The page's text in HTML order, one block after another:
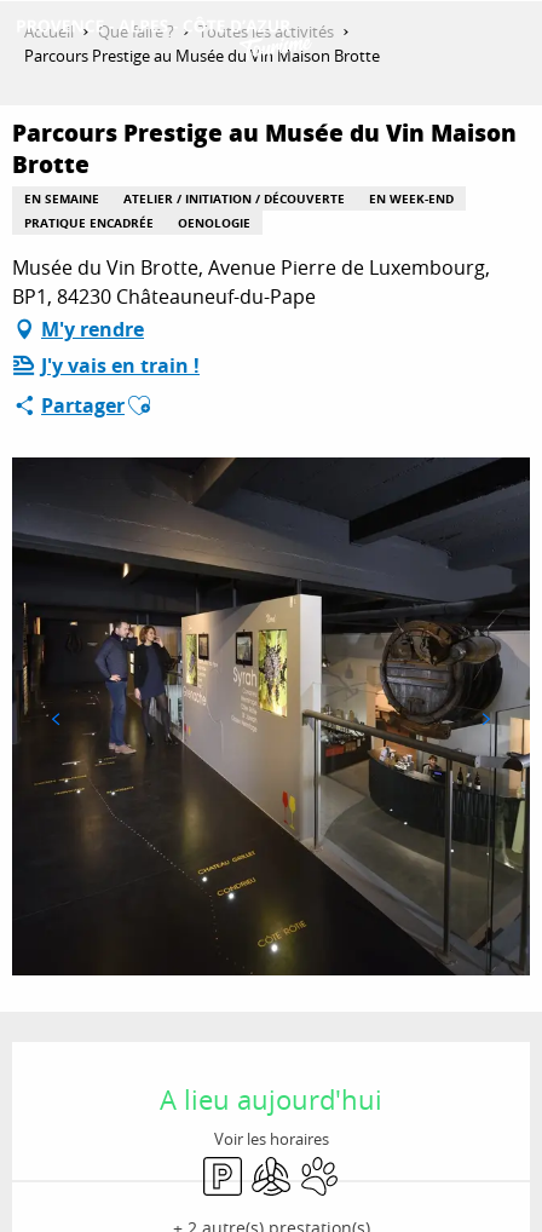
QUE FAIRE ?
SÉJOURNER
ESPACE PRO
Accueil Que faire ?
Toutes les activités
Parcours Prestige au Musée du Vin Maison Brotte
Parcours Prestige au Musée du Vin Maison
Brotte
EN SEMAINE ATELIER / INITIATION / DÉCOUVERTE
EN WEEK-END
PRATIQUE ENCADRÉE
OENOLOGIE
Musée du Vin Brotte, Avenue Pierre de Luxembourg,
BP1, 84230 Châteauneuf-du-Pape
M'y rendre
J'y vais en train !
PartagerAjouter aux favoris
A lieu aujourd'hui
Voir les horaires
ParkingAir conditionné
Animaux acceptés